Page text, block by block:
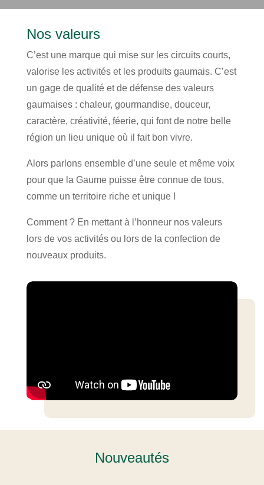
Nos valeurs
C’est une marque qui mise sur les circuits courts,
valorise les activités et les produits gaumais. C’est
un gage de qualité et de défense des valeurs
gaumaises : chaleur, gourmandise, douceur,
caractère, créativité, féerie, qui font de notre belle
région un lieu unique où il fait bon vivre.
Alors parlons ensemble d’une seule et même voix
pour que la Gaume puisse être connue de tous,
comme un territoire riche et unique !
Comment ? En mettant à l’honneur nos valeurs
lors de vos activités ou lors de la confection de
nouveaux produits.
Nouveautés